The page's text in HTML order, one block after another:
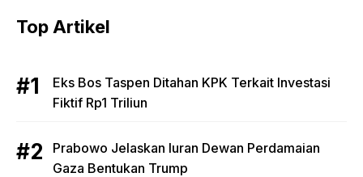
Top Artikel
Eks Bos Taspen Ditahan KPK Terkait Investasi
Fiktif Rp1 Triliun
Prabowo Jelaskan Iuran Dewan Perdamaian
Gaza Bentukan Trump